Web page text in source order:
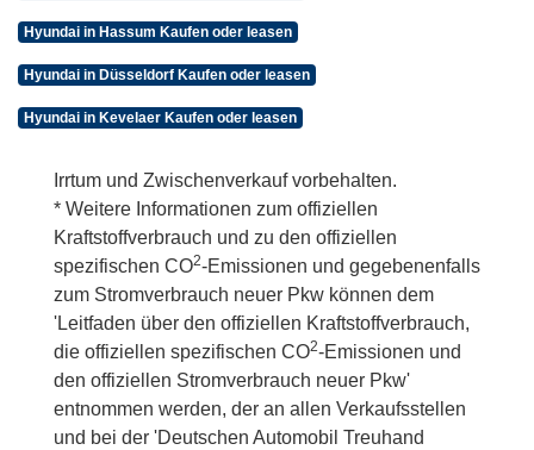
Hyundai in Hassum Kaufen oder leasen
Hyundai in Düsseldorf Kaufen oder leasen
Hyundai in Kevelaer Kaufen oder leasen
Irrtum und Zwischenverkauf vorbehalten.
* Weitere Informationen zum offiziellen
Kraftstoffverbrauch und zu den offiziellen
spezifischen CO2-Emissionen und gegebenenfalls
zum Stromverbrauch neuer Pkw können dem
'Leitfaden über den offiziellen Kraftstoffverbrauch,
die offiziellen spezifischen CO2-Emissionen und
den offiziellen Stromverbrauch neuer Pkw'
entnommen werden, der an allen Verkaufsstellen
und bei der 'Deutschen Automobil Treuhand